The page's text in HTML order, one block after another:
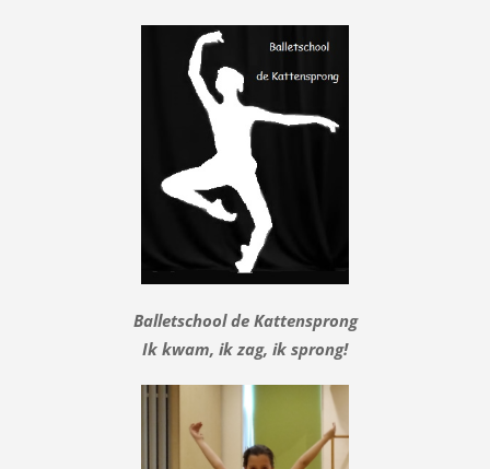
Balletschool de Kattensprong
Ik kwam, ik zag, ik sprong!